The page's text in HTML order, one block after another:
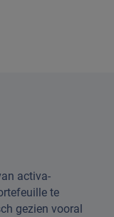
activa-
te
gezien vooral